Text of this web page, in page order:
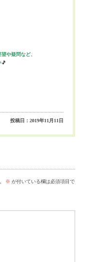
や疑問など、
🎵
投稿日：2019年11月11日
※ が付いている欄は必須項目で